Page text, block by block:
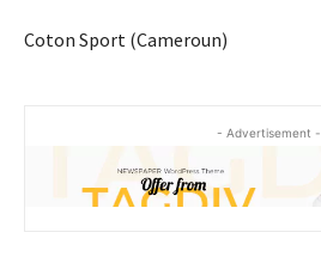
Coton Sport (Cameroun)
- Advertisement -